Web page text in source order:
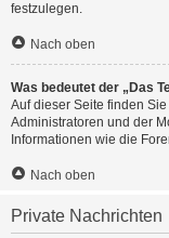
festzulegen.
Nach oben
Was bedeutet der „Das
Auf dieser Seite finden
Administratoren und der
Informationen wie die
Nach oben
Private Nachrichten